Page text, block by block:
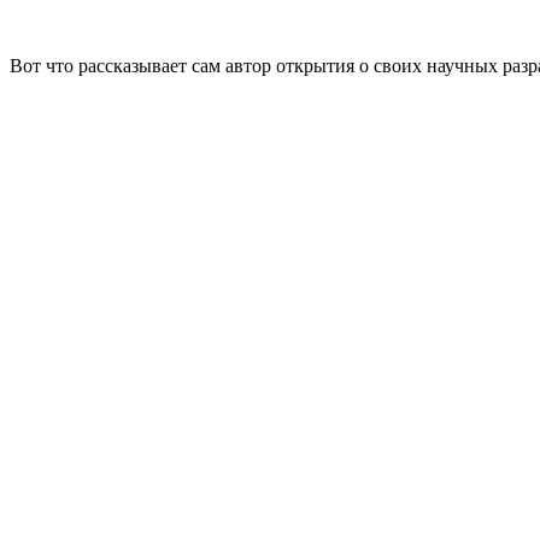
Вот что рассказывает сам автор открытия о своих научных